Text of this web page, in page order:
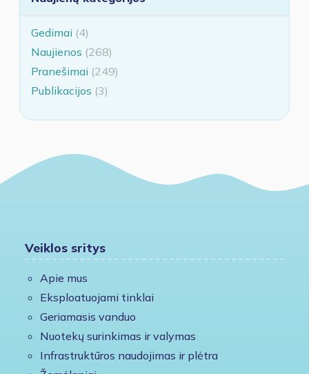
Gedimai (4)
Naujienos (268)
Pranešimai (249)
Publikacijos (3)
Veiklos sritys
Apie mus
Eksploatuojami tinklai
Geriamasis vanduo
Nuotekų surinkimas ir valymas
Infrastruktūros naudojimas ir plėtra